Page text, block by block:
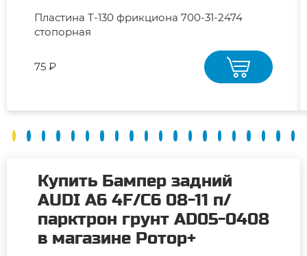
Пластина Т-130 фрикциона 700-31-2474
стопорная
75 ₽
Купить Бампер задний
AUDI A6 4F/C6 08-11 п/
парктрон грунт AD05-0408
в магазине Ротор+